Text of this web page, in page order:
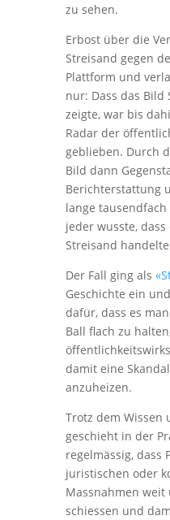
zu sehen.
Erbost über die
Streisand gegen
Plattform und
nur: Dass das Bild
zeigte, war bis
Radar der
geblieben. Durch
Bild dann
Berichterstattung
lange
jeder wusste,
Streisand
Der Fall ging als
Geschichte ein
dafür, dass es
Ball flach zu
damit eine
anzuheizen.
Trotz dem Wissen
geschieht in der
regelmässig, dass
juristischen oder
Massnahmen
schiessen und